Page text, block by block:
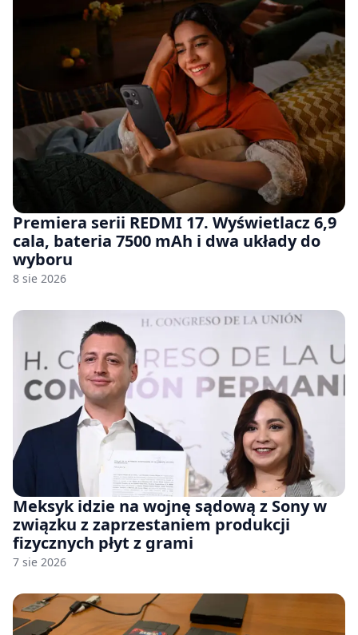
Premiera serii REDMI 17. Wyświetlacz 6,9
cala, bateria 7500 mAh i dwa układy do
wyboru
8 sie 2026
Meksyk idzie na wojnę sądową z Sony w
związku z zaprzestaniem produkcji
fizycznych płyt z grami
7 sie 2026